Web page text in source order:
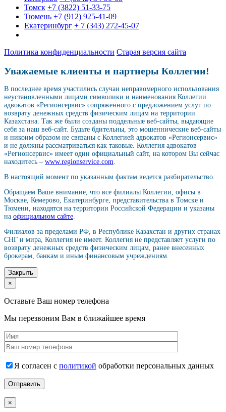
Томск +7 (3822) 51-33-75
Тюмень +7 (912) 925-41-09
Екатеринбург + 7 (343) 272-45-07
Политика конфиденциальности Старая версия сайта
Уважаемые клиенты и партнеры Коллегии!
В последнее время участились случаи неправомерного использования
неустановленными лицами символики и наименования Коллегии
адвокатов «Регионсервис» сопряженного с предложением услуг по
возврату денежных средств физическим лицам на территории
Казахстана. Так же были созданы поддельные веб-сайты, выдающие
себя за наш веб-сайт. Будьте бдительны, это мошеннические веб-сайты
и никоим образом не связаны с Коллегией адвокатов «Регионсервис»
и не должны рассматриваться как таковые. Коллегия адвокатов
«Регионсервис» имеет один официальный сайт, на котором Вы сейчас
находитесь – www.regionservice.com
В настоящий момент по указанным фактам ведется разбирательство.
Обращаем Ваше внимание, что все филиалы Коллегии, офисы в
Москве, Кемерово, Екатеринбурге, представительства в Томске и
Тюмени, находятся на территории Российской Федерации и указаны
на официальном сайте
Филиалов за пределами РФ, в Республике Казахстан и других странах
СНГ и мира, Коллегия не имеет. Коллегия не представляет услуги по
возврату денежных средств физическим лицам, ранее внесенных
брокерам, банкам и иным финансовым учреждениям.
Закрыть
×
Оставьте Ваш номер телефона
Мы перезвоним Вам в ближайшее время
Я согласен с политикой обработки персональных данных
×